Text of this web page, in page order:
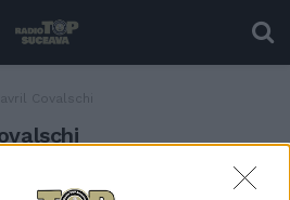
Covalschi
”Trei Bărboși” lăsați pradă